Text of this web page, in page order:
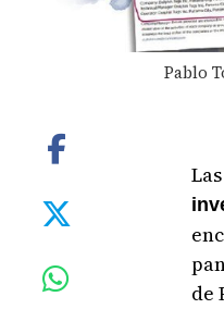
Pablo
de